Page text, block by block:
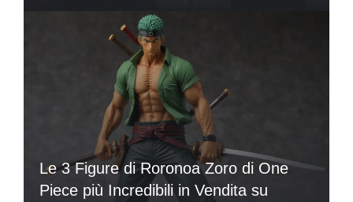
Le 3 Figure di Roronoa Zoro di One
Piece più Incredibili in Vendita su